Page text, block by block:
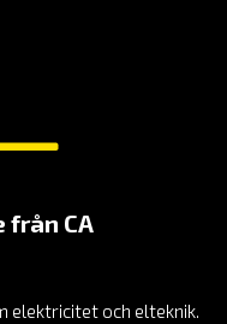
från CA
elektricitet och elteknik.